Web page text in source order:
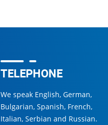
TELEPHONE
We speak English, German,
Bulgarian, Spanish, French,
Italian, Serbian and Russian.